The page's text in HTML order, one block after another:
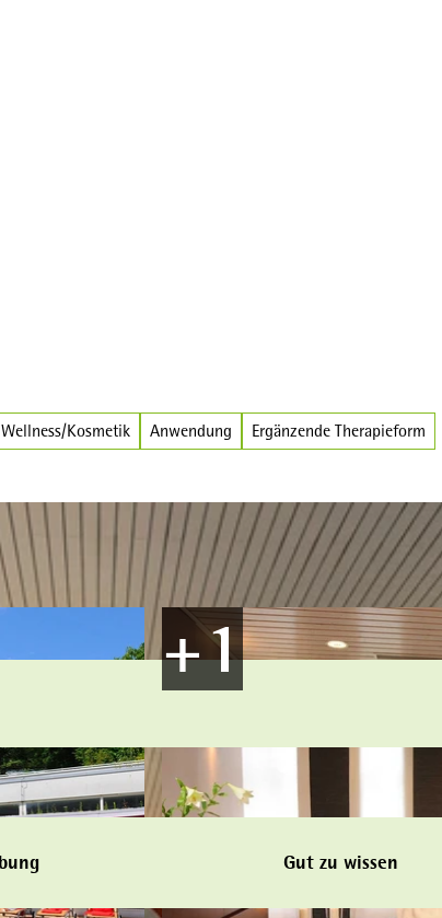
Wellness/Kosmetik Anwendung Ergänzende Therapieform
Gut zu wissen